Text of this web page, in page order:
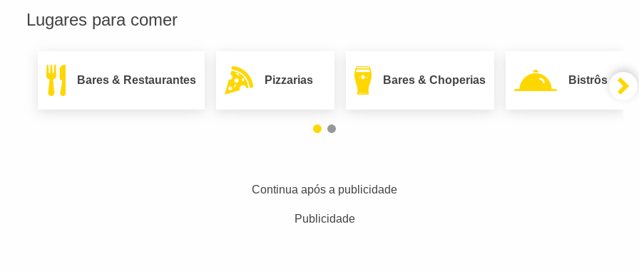
Lugares para comer
Bares & Restaurantes Pizzarias Bares & Choperias Bistrôs
Continua após a publicidade
Publicidade